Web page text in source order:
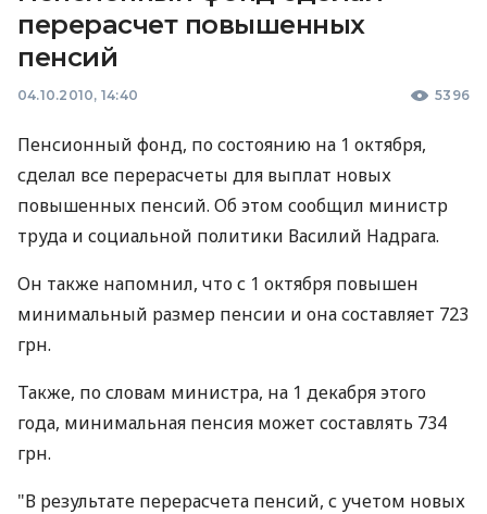
перерасчет повышенных
пенсий
04.10.2010, 14:40 5396
Пенсионный фонд, по состоянию на 1 октября,
сделал все перерасчеты для выплат новых
повышенных пенсий. Об этом сообщил министр
труда и социальной политики Василий Надрага.
Он также напомнил, что с 1 октября повышен
минимальный размер пенсии и она составляет 723
грн.
Также, по словам министра, на 1 декабря этого
года, минимальная пенсия может составлять 734
грн.
"В результате перерасчета пенсий, с учетом новых